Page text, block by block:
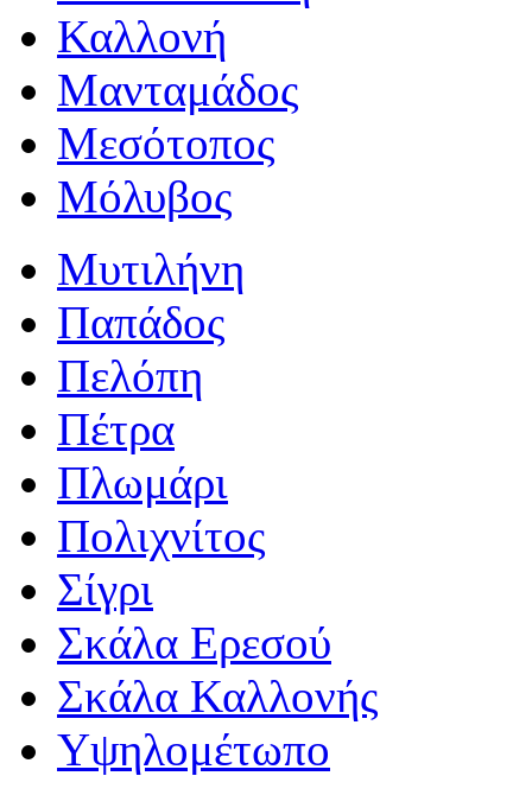
Καλλονή
Μανταμάδος
Μεσότοπος
Μόλυβος
Μυτιλήνη
Παπάδος
Πελόπη
Πέτρα
Πλωμάρι
Πολιχνίτος
Σίγρι
Σκάλα Ερεσού
Σκάλα Καλλονής
Υψηλομέτωπο